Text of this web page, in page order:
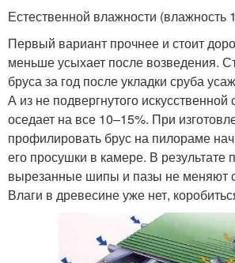
Естественной влажности (влажность
Первый вариант прочнее и стоит
меньше усыхает после возведения.
бруса за год после укладки сруба
А из не подвергнутого
оседает на все 10–15%. При
профилировать брус на пилораме
его просушки в камере. В результате
вырезанные шипы и пазы не меняют
Влаги в древесине уже нет,